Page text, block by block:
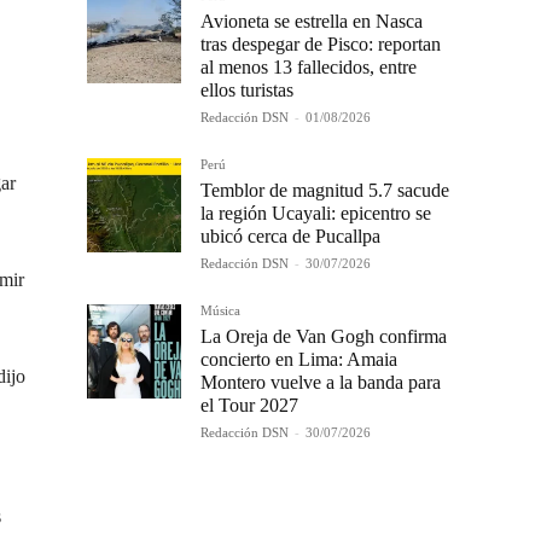
Avioneta se estrella en Nasca
tras despegar de Pisco: reportan
al menos 13 fallecidos, entre
ellos turistas
Redacción DSN - 01/08/2026
Perú
Temblor de magnitud 5.7 sacude
la región Ucayali: epicentro se
ubicó cerca de Pucallpa
Redacción DSN - 30/07/2026
Música
La Oreja de Van Gogh confirma
concierto en Lima: Amaia
Montero vuelve a la banda para
el Tour 2027
Redacción DSN - 30/07/2026